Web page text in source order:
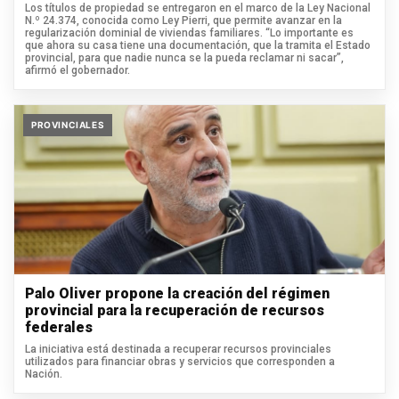
Los títulos de propiedad se entregaron en el marco de la Ley Nacional
N.º 24.374, conocida como Ley Pierri, que permite avanzar en la
regularización dominial de viviendas familiares. “Lo importante es
que ahora su casa tiene una documentación, que la tramita el Estado
provincial, para que nadie nunca se la pueda reclamar ni sacar”,
afirmó el gobernador.
PROVINCIALES
Palo Oliver propone la creación del régimen
provincial para la recuperación de recursos
federales
La iniciativa está destinada a recuperar recursos provinciales
utilizados para financiar obras y servicios que corresponden a
Nación.